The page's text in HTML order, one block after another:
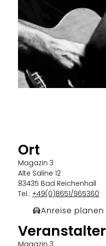
Ort
Magazin 3
Alte Saline 12
83435 Bad Reichenhall
Tel.:+49(0)8651/965360
Anreise planen
Veranstalter